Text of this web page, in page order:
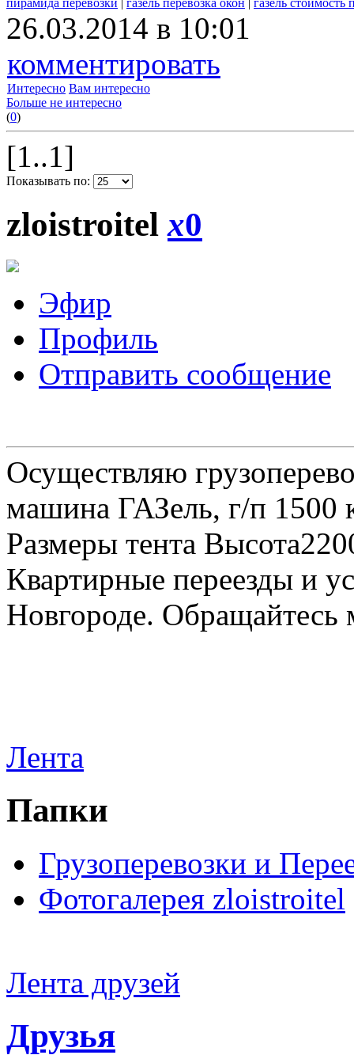
пирамида перевозки газель перевозка окон газель стоимость
26.03.2014 в 10:01
комментировать
Интересно Вам интересно
Больше не интересно
(0)
[1..1]
Показывать по:
zloistroitelx0
Эфир
Профиль
Отправить сообщение
Осуществляю
машина ГАЗель, г/п 1500
Размеры тента
Квартирные переезды и
Новгороде.
Лента
Папки
Грузоперевозки и
Фотогалерея zloistroitel
Лента друзей
Друзья